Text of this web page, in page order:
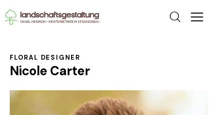
FLORAL DESIGNER
Nicole Carter